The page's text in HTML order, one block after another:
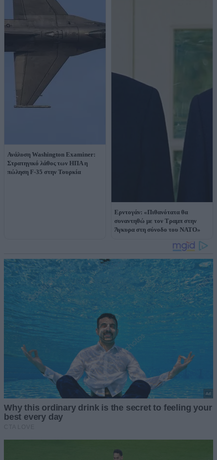
Ανάλυση Washington Examiner:
Στρατηγικό λάθος των ΗΠΑ η
πώληση F-35 στην Τουρκία
Ερντογάν: «Πιθανότατα θα
συναντηθώ με τον Τραμπ στην
Άγκυρα στη σύνοδο του ΝΑΤΟ»